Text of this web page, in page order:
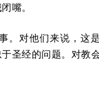
嘴。
。对他们来说，这
圣经的问题。对教